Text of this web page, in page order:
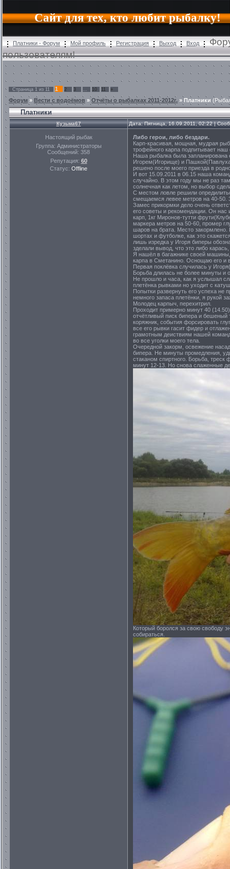
Сайт для тех, кто любит рыбалку!
Платники - Форум Мой профиль Регистрация Выход Вход
пользователям!
Страница 1 из 11 1 2 3 … 10 11 »
Форум » Вести с водоёмов » Отчёты о рыбалках 2011-2012г. » Платники
Платники
Кузьма67 Дата: Пятница, 16.09.2011, 02:22 |
Настоящий рыбак
Группа: Администраторы
Сообщений: 358
Репутация: 60
Статус: Offline
Либо герои, либо бездари.
Карп-красивая, мощная, мудрая
трофейного карпа подпитывает наш
Наша рыбалка была запланирована
Игорем(Игорище) и
решено после моего приезда в
И вот 15.09.2011 в 06.15 наша
случайно. В этом году мы не раз
солнечная как летом, но выбор
С местом ловле решили
смещаемся левее метров на 40-50.
Замес прикормки дело очень
его советы и рекомендации. Он нас
карп, 1кг Миронов-тутти
маркера метров на 50-60, промер
шаров на брата. Место закормлено.
шортах и футболке, как это
лишь изредка у Игоря биперы
зделали вывод, что это либо
Я нашёл в багажнике своей
карпа в Сметанино. Оснощаю его и
Первая поклёвка случилась у
Борьба длилась не более минуты и
Не прошло и часа, как я услышал
плетёнка рывками но уходит с
Попытки развернуть его успеха не
немного запаса плетёнки, я рукой
Молодец карпыч, перехитрил.
Проходит примерно минут 40
отчётливый писк бипера и
коряжник, события форсировать
все его рывки гасит фидер и
грамотным деиствиям нашей
во все уголки моего тела.
Очередной закорм, освежение
бипера. Не минуты промедления,
стаканом спиртного. Борьба, треск
минут 12-13. Но снова слаженные
Который боролся за свою свободу
собираться.